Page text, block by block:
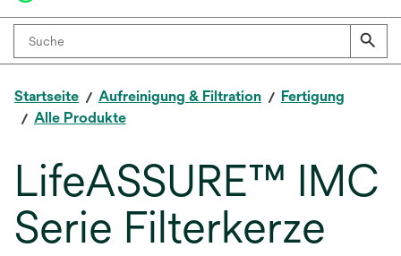
Startseite Aufreinigung & Filtration
Fertigung
Alle Produkte
LifeASSURE™ IMC
Serie Filterkerze